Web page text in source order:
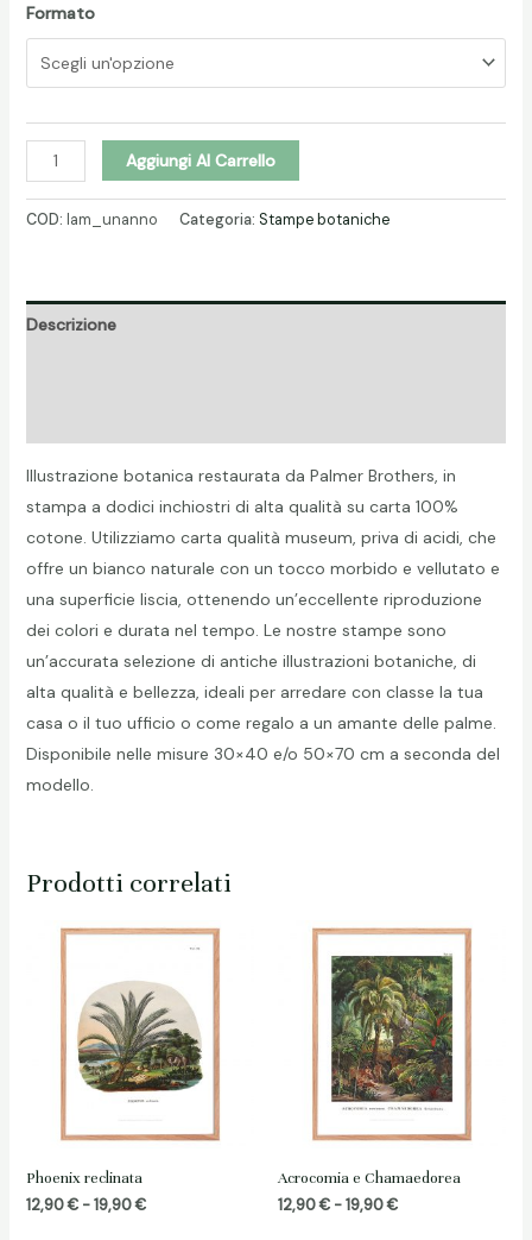
Formato
Phoenix
dactylifera
di
quantità
Aggiungi Al Carrello
COD: lam_unanno Categoria: Stampe botaniche
Descrizione
Illustrazione botanica restaurata da Palmer Brothers, in
stampa a dodici inchiostri di alta qualità su carta 100%
cotone. Utilizziamo carta qualità museum, priva di acidi, che
offre un bianco naturale con un tocco morbido e vellutato e
una superficie liscia, ottenendo un’eccellente riproduzione
dei colori e durata nel tempo. Le nostre stampe sono
un’accurata selezione di antiche illustrazioni botaniche, di
alta qualità e bellezza, ideali per arredare con classe la tua
casa o il tuo ufficio o come regalo a un amante delle palme.
Disponibile nelle misure 30×40 e/o 50×70 cm a seconda del
modello.
Prodotti correlati
Phoenix reclinata
12,90€ - 19,90€Fascia
Acrocomia e Chamaedorea
12,90€ -19,90€Fascia